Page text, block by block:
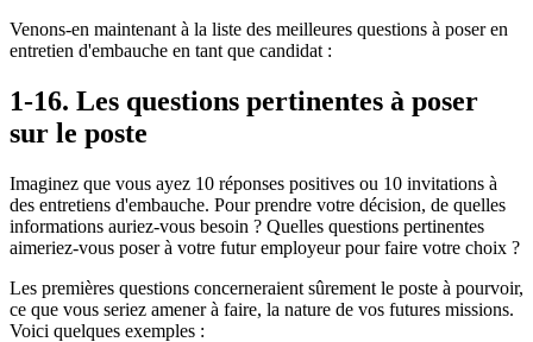
Venons-en maintenant à la liste des meilleures questions à poser en
entretien d'embauche en tant que candidat :
1-16. Les questions pertinentes à poser
sur le poste
Imaginez que vous ayez 10 réponses positives ou 10 invitations à
des entretiens d'embauche. Pour prendre votre décision, de quelles
informations auriez-vous besoin ? Quelles questions pertinentes
aimeriez-vous poser à votre futur employeur pour faire votre choix ?
Les premières questions concerneraient sûrement le poste à pourvoir,
ce que vous seriez amener à faire, la nature de vos futures missions.
Voici quelques exemples :